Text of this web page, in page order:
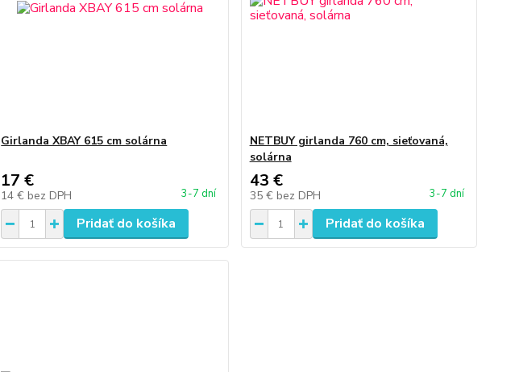
Girlanda XBAY 615 cm solárna
17 €
14 € bez DPH 3-7 dní
Pridať do košíka
NETBUY girlanda 760 cm, sieťovaná,
solárna
43 €
35 € bez DPH 3-7 dní
Pridať do košíka